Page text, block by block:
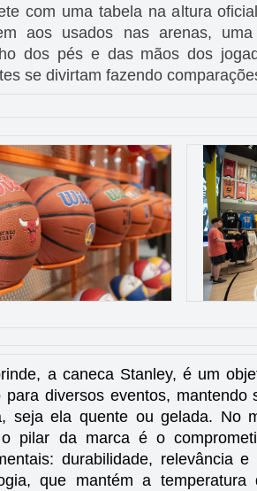
com uma tabela na altura
aos usados nas arenas,
dos pés e das mãos dos
se divirtam fazendo
a caneca Stanley, é um
para diversos eventos,
seja ela quente ou gelada. No
pilar da marca é o
durabilidade, relevância
que mantém a